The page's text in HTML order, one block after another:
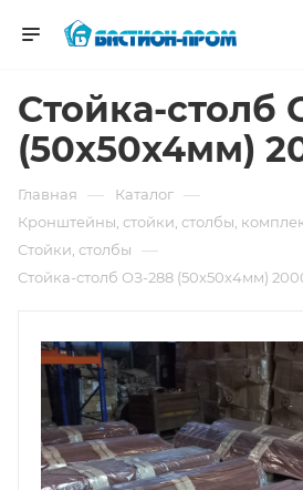
Стойка-столб
(50х50х4мм)
Главная — Каталог —
Кронштейны, стойки, столбы,
Стойки, столбы —
Стойка-столб ОЗ-288 (50х50х4мм)